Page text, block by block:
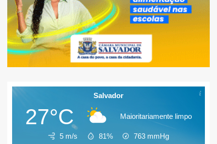
Salvador
27°C Maioritariamente limpo
5 m/s 81% 763 mmHg